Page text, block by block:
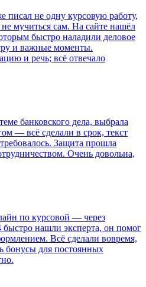
не одну курсовую работу,
мучиться сам. На сайте нашёл
быстро наладили деловое
и важные моменты.
и речь; всё отвечало
банковского дела, выбрала
— всё сделали в срок, текст
Защита прошла
Очень довольна,
по курсовой — через
нашли эксперта, он помог
Всё сделали вовремя,
бонусы для постоянных